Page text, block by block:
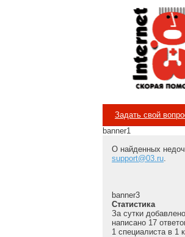
Internet
Скорая
Задать свой
banner1
О найденных
support@03.ru.
banner3
Статистика
За сутки
написано 17
1 специалиста в 1